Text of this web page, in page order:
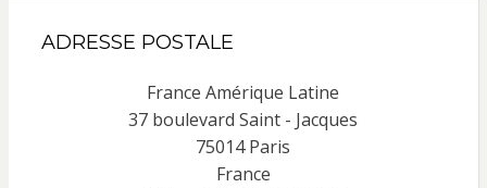
ADRESSE POSTALE
France Amérique Latine
37 boulevard Saint - Jacques
75014 Paris
France